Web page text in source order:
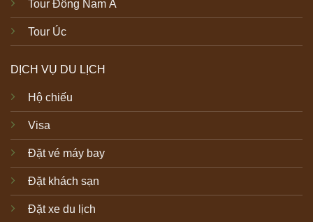
Tour Đông Nam Á
Tour Úc
DỊCH VỤ DU LỊCH
Hộ chiếu
Visa
Đặt vé máy bay
Đặt khách sạn
Đặt xe du lịch